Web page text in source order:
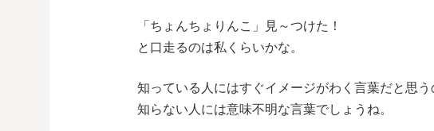
「ちょんちょりんこ」見～つけた！
と口走るのは私くらいかな。
知っている人にはすぐイメージがわく言葉だと思う
知らない人には意味不明な言葉でしょうね。